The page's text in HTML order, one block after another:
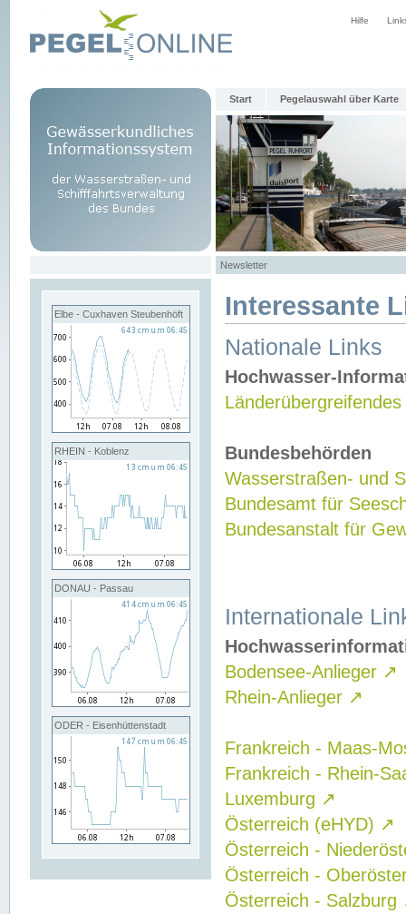
Hilfe
Start Pegelauswahl über Karte
Newsletter
Elbe - Cuxhaven Steubenhöft
RHEIN - Koblenz
DONAU - Passau
ODER - Eisenhüttenstadt
Interessante
Nationale Links
Hochwasser-
Bundesbehörden
Wasserstraßen- und
Bundesamt für
Bundesanstalt für
Internationale
Bodensee-Anlieger ↗
Rhein-Anlieger ↗
Frankreich - Maas-
Frankreich - Rhein-
Luxemburg ↗
Österreich (eHYD) ↗
Österreich -
Österreich -
Österreich - Salzburg